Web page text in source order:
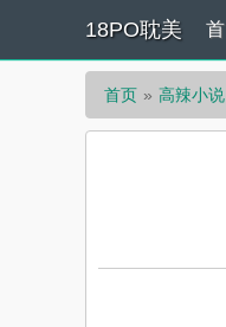
18PO耽美
首页 高辣小说